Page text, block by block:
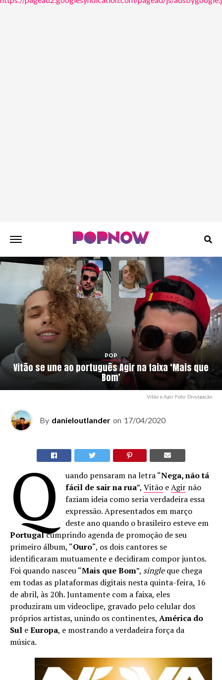
POP
Vitão se une ao português Agir na faixa ‘Mais que
Bom’
Vitão e Agir. Foto: Divulgação
By danieloutlander on 17/04/2020
Q uando pensaram na letra “Nega, não tá
fácil de sair na rua”,Vitão eAgir não
faziam ideia como seria verdadeira essa
expressão. Apresentados em março
deste ano quando o brasileiro esteve em
Portugalcumprindo agenda de promoção de seu
primeiro álbum, “Ouro“, os dois cantores se
identificaram mutuamente e decidiram compor juntos.
Foi quando nasceu “Mais que Bom”, singleque chega
em todas as plataformas digitais nesta quinta-feira, 16
de abril, às 20h. Juntamente com a faixa, eles
produziram um videoclipe, gravado pelo celular dos
próprios artistas, unindo os continentes, América do
Sul eEuropa, e mostrando a verdadeira força da
música.